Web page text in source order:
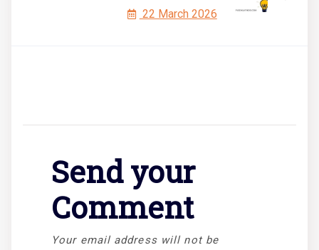
22 March 2026
Send your
Comment
Your email address will not be